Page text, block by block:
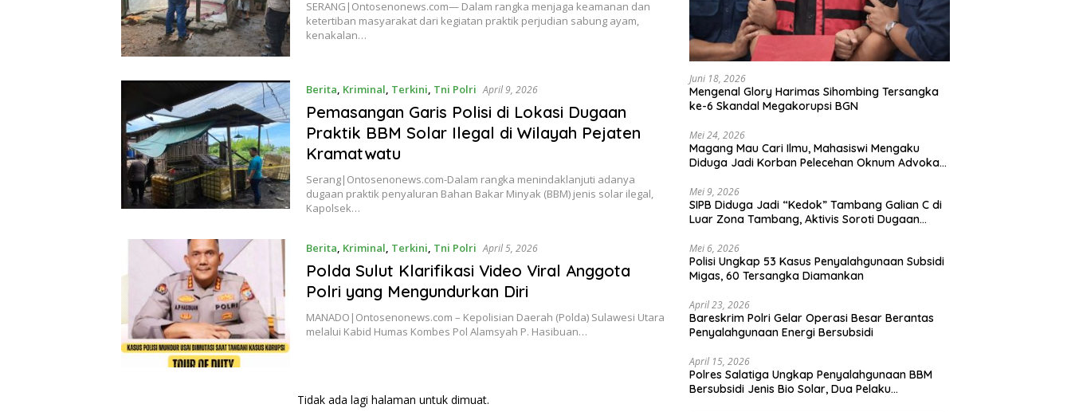
SERANG|Ontosenonews.com— Dalam rangka menjaga keamanan dan
ketertiban masyarakat dari kegiatan praktik perjudian sabung ayam,
kenakalan…
Berita, Kriminal, Terkini, Tni Polri April 9, 2026
Pemasangan Garis Polisi di Lokasi Dugaan
Praktik BBM Solar Ilegal di Wilayah Pejaten
Kramatwatu
Serang|Ontosenonews.com-Dalam rangka menindaklanjuti adanya
dugaan praktik penyaluran Bahan Bakar Minyak (BBM) jenis solar ilegal,
Kapolsek…
Berita, Kriminal, Terkini, Tni Polri April 5, 2026
Polda Sulut Klarifikasi Video Viral Anggota
Polri yang Mengundurkan Diri
MANADO|Ontosenonews.com – Kepolisian Daerah (Polda) Sulawesi Utara
melalui Kabid Humas Kombes Pol Alamsyah P. Hasibuan…
Tidak ada lagi halaman untuk dimuat.
Juni 18, 2026
Mengenal Glory Harimas Sihombing Tersangka
ke-6 Skandal Megakorupsi BGN
Mei 24, 2026
Magang Mau Cari Ilmu, Mahasiswi Mengaku
Diduga Jadi Korban Pelecehan Oknum Advokat,
Tangan, Jangan Tunggu Viral
Mei 9, 2026
SIPB Diduga Jadi “Kedok” Tambang Galian C di
Luar Zona Tambang, Aktivis Soroti Dugaan
Mei 6, 2026
Polisi Ungkap 53 Kasus Penyalahgunaan Subsidi
Migas, 60 Tersangka Diamankan
April 23, 2026
Bareskrim Polri Gelar Operasi Besar Berantas
Penyalahgunaan Energi Bersubsidi
April 15, 2026
Polres Salatiga Ungkap Penyalahgunaan BBM
Bersubsidi Jenis Bio Solar, Dua Pelaku